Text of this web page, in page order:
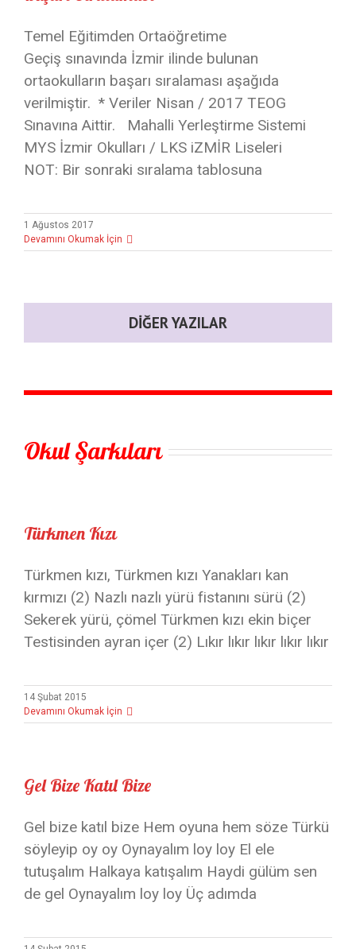
Temel Eğitimden Ortaöğretime
Geçiş sınavında İzmir ilinde bulunan
ortaokulların başarı sıralaması aşağıda
verilmiştir. * Veriler Nisan / 2017 TEOG
Sınavına Aittir. Mahalli Yerleştirme Sistemi
MYS İzmir Okulları / LKS iZMİR Liseleri
NOT: Bir sonraki sıralama tablosuna
1 Ağustos 2017
Devamını Okumak İçin
DIĞER YAZILAR
Okul Şarkıları
Türkmen Kızı
Türkmen kızı, Türkmen kızı Yanakları kan
kırmızı (2) Nazlı nazlı yürü fistanını sürü (2)
Sekerek yürü, çömel Türkmen kızı ekin biçer
Testisinden ayran içer (2) Lıkır lıkır lıkır lıkır lıkır
14 Şubat 2015
Devamını Okumak İçin
Gel Bize Katıl Bize
Gel bize katıl bize Hem oyuna hem söze Türkü
söyleyip oy oy Oynayalım loy loy El ele
tutuşalım Halkaya katışalım Haydi gülüm sen
de gel Oynayalım loy loy Üç adımda